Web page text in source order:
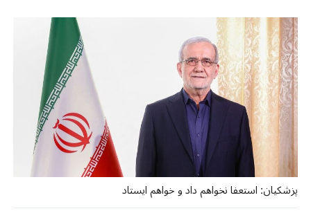
پزشکیان: استعفا نخواهم داد و خواهم ایستاد